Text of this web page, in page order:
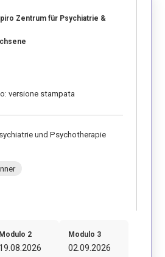
Zentrum für Psychiatrie &
versione stampata
und Psychotherapie
Modulo 2
19.08.2026
Modulo 3
02.09.2026